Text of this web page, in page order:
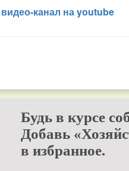
канал на youtube
Будь в курсе
Добавь
в избранное.